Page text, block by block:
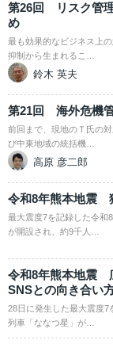
第26回 リスク管
め
最も効果的なビジネス上
抑制から生まれるこ…
鈴木 英夫
第21回 海外危機管
前回まで、現地のＴ氏の
び中東地域の統括機…
高原 彦二郎
令和8年熊本地震
最大震度7を記録した令和
が開設され、約9千人…
令和8年熊本地震
SNSとの向き合い
28日に発生した最大震度7
列車「ななつ星」が…